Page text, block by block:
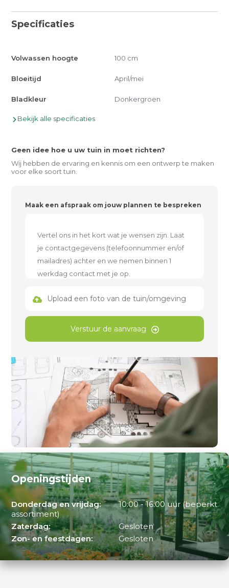
Specificaties
Volwassen hoogte 100 cm
Bloeitijd April/mei
Bladkleur Donkergroen
Bekijk alle specificaties
Geen idee hoe u uw tuin in moet richten?
Wij hebben de ervaring en kennis om een ontwerp te maken
voor elke soort tuin.
Maak een afspraak om jouw plannen te bespreken
Upload een foto van de tuin/omgeving
Verstuur de aanvraag
Openingstijden
Donderdag en vrijdag:
10:00 - 16:00 uur (beperkt
assortiment)
Zaterdag:
Gesloten
Zon- en feestdagen:
Gesloten